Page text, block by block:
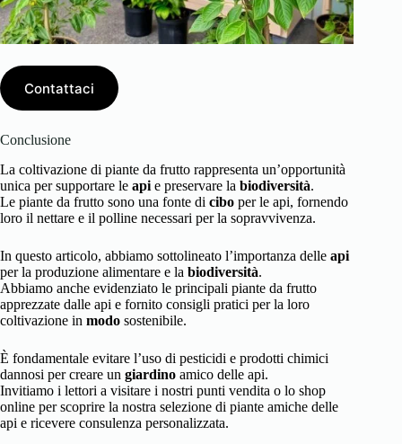
Contattaci
Conclusione
La coltivazione di piante da frutto rappresenta un’opportunità
unica per supportare le api e preservare la biodiversità.
Le piante da frutto sono una fonte di cibo per le api, fornendo
loro il nettare e il polline necessari per la sopravvivenza.
In questo articolo, abbiamo sottolineato l’importanza delle api
per la produzione alimentare e la biodiversità.
Abbiamo anche evidenziato le principali piante da frutto
apprezzate dalle api e fornito consigli pratici per la loro
coltivazione in modo sostenibile.
È fondamentale evitare l’uso di pesticidi e prodotti chimici
dannosi per creare un giardino amico delle api.
Invitiamo i lettori a visitare i nostri punti vendita o lo shop
online per scoprire la nostra selezione di piante amiche delle
api e ricevere consulenza personalizzata.